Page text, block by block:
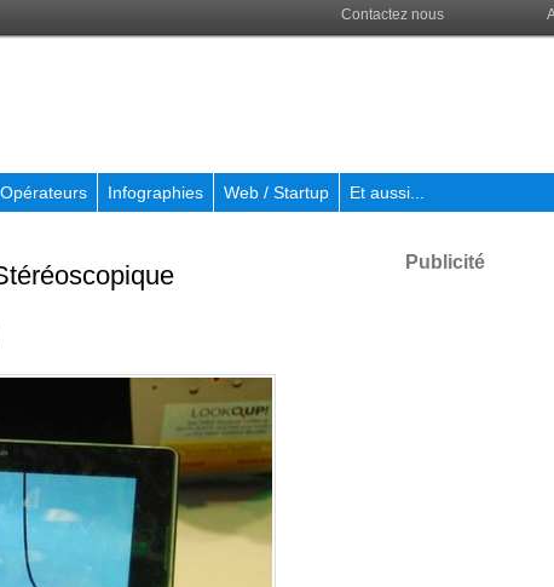
Contactez nous
Opérateurs Infographies Web / Startup Et aussi...
Publicité